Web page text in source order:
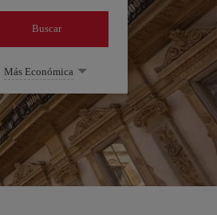
Buscar
Más Económica